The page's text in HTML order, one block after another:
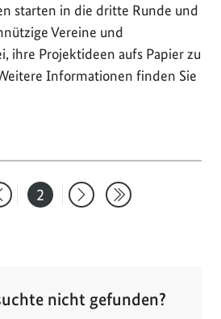
starten in die dritte Runde und
Vereine und
ihre Projektideen aufs Papier zu
Informationen finden Sie
Seite zurück
Seite
2
Eine Seite vor
Letzte
nicht gefunden?